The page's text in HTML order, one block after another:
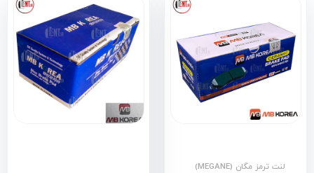
لنت ترمز مگان (MEGANE)